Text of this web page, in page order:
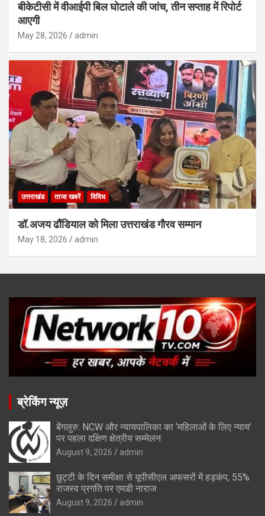
बीकेटीसी में वीआईपी बिल घोटाले की जांच, तीन सप्ताह में रिपोर्ट
आएगी
May 28, 2026 admin
उत्तराखंड ताजा खबरें विविध
डॉ.अजय ढौंडियाल को मिला उत्तराखंड गौरव सम्मान
May 18, 2026 admin
ब्रेकिंग न्यूज़
बेंगलुरु: NCW और न्यायपालिका का ‘महिलाओं के लिए न्याय’
पर पहला दक्षिण क्षेत्रीय सम्मेलन
August 9, 2026 admin
छुट्टी के दिन समीक्षा से यूपीसीएल अफसरों में हड़कंप, 55%
राजस्व प्रगति पर एमडी नाराज
August 9, 2026 admin